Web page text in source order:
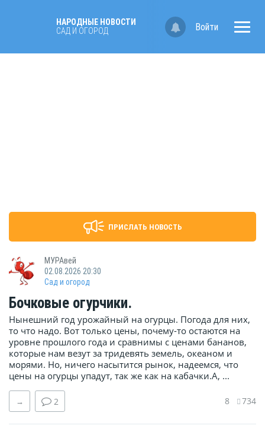
НАРОДНЫЕ НОВОСТИ
САД И ОГОРОД
Войти
ПРИСЛАТЬ НОВОСТЬ
МУРАвей
02.08.2026 20:30
Сад и огород
Бочковые огурчики.
Нынешний год урожайный на огурцы. Погода для них,
то что надо. Вот только цены, почему-то остаются на
уровне прошлого года и сравнимы с ценами бананов,
которые нам везут за тридевять земель, океаном и
морями. Но, ничего насытится рынок, надеемся, что
цены на огурцы упадут, так же как на кабачки.А, ...
→ 2 8 734